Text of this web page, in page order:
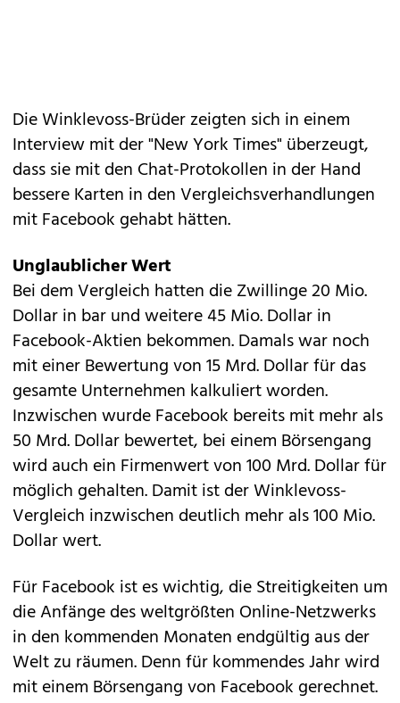
Die Winklevoss-Brüder zeigten sich in einem
Interview mit der "New York Times" überzeugt,
dass sie mit den Chat-Protokollen in der Hand
bessere Karten in den Vergleichsverhandlungen
mit Facebook gehabt hätten.
Unglaublicher Wert
Bei dem Vergleich hatten die Zwillinge 20 Mio.
Dollar in bar und weitere 45 Mio. Dollar in
Facebook-Aktien bekommen. Damals war noch
mit einer Bewertung von 15 Mrd. Dollar für das
gesamte Unternehmen kalkuliert worden.
Inzwischen wurde Facebook bereits mit mehr als
50 Mrd. Dollar bewertet, bei einem Börsengang
wird auch ein Firmenwert von100 Mrd. Dollarfür
möglich gehalten. Damit ist der Winklevoss-
Vergleich inzwischen deutlich mehr als 100 Mio.
Dollar wert.
Für Facebook ist es wichtig, die Streitigkeiten um
die Anfänge des weltgrößten Online-Netzwerks
in den kommenden Monaten endgültig aus der
Welt zu räumen. Denn für kommendes Jahr wird
mit einem Börsengang von Facebook gerechnet.